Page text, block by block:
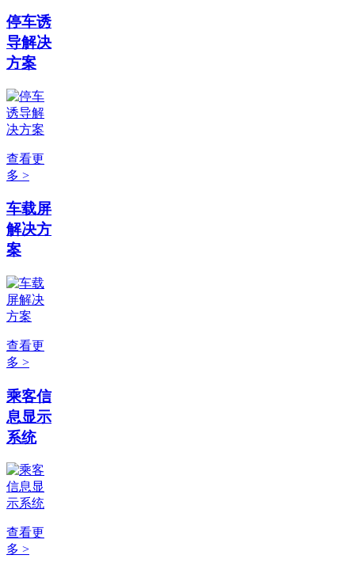
停车诱
导解决
方案
查看更
多 >
车载屏
解决方
案
查看更
多 >
乘客信
息显示
系统
查看更
多 >